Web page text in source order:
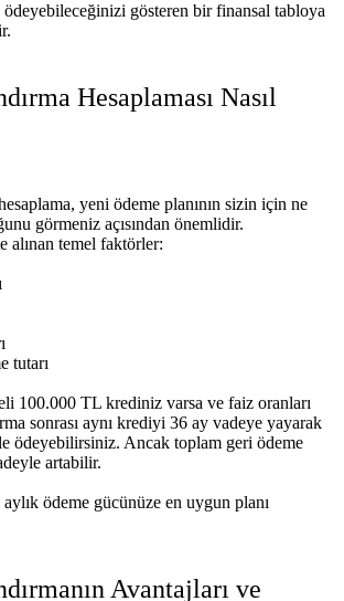
ödeyebileceğinizi gösteren bir finansal tabloya
Hesaplaması Nasıl
, yeni ödeme planının sizin için ne
görmeniz açısından önemlidir.
alınan temel faktörler:
tutarı
100.000 TL krediniz varsa ve faiz oranları
sonrası aynı krediyi 36 ay vadeye yayarak
ödeyebilirsiniz. Ancak toplam geri ödeme
artabilir.
ödeme gücünüze en uygun planı
Avantajları ve